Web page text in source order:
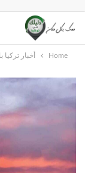
Home أخبار تركيا